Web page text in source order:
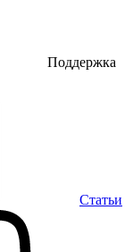
Поддержка
Статьи